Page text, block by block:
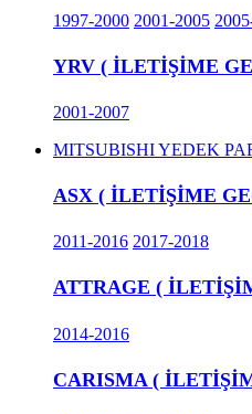
1997-2000 2001-2005
YRV ( İLETİŞİME
2001-2007
MITSUBISHI YEDEK
ASX ( İLETİŞİME
2011-2016 2017-2018
ATTRAGE (
2014-2016
CARISMA (